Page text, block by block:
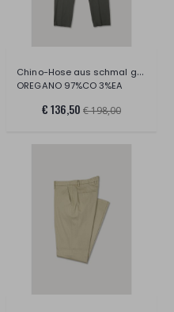
Chino-Hose aus schmal geschnittenem Stre
OREGANO 97%CO 3%EA
€ 136,50 € 198,00